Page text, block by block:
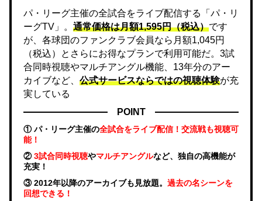
パ・リーグ主催の全試合をライブ配信する「パ・リ
ーグTV」。 通常価格は月額1,595円（税込）です
が、各球団のファンクラブ会員なら月額1,045円
（税込）とさらにお得なプランで利用可能だ。3試
合同時視聴やマルチアングル機能、13年分のアー
カイブなど、 公式サービスならではの視聴体験が充
実している
POINT
① パ・リーグ主催の全試合をライブ配信！交流戦も視聴可
能！
②3試合同時視聴やマルチアングルなど、独自の高機能が
充実！
③ 2012年以降のアーカイブも見放題。 過去の名シーンを
回想できる！